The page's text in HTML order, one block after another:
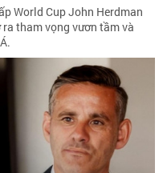
World Cup John Herdman
tham vọng vươn tầm và